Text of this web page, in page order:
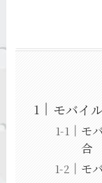
モバイ
モ
合
モ